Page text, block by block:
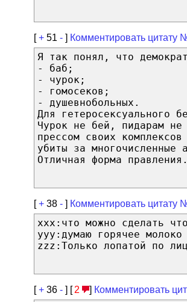
[+ 51 - ] Комментировать цитату
Я так понял, что
- баб;
- чурок;
- гомосеков;
- душевнобольных.
Для гетеросексуального
Чурок не бей, пидарам
прессом своих
убиты за многочисленные
Отличная форма правления.
[+ 38 - ] Комментировать цитату
xxx:что можно сделать
yyy:думаю горячее
zzz:Только лопатой по
[+ 36 - ] [ 2 ] Комментировать